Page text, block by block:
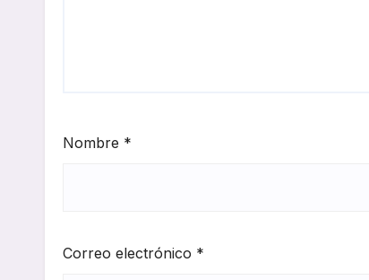
Nombre *
Correo electrónico *